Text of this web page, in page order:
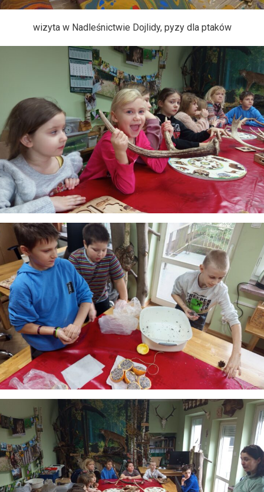
wizyta w Nadleśnictwie Dojlidy, pyzy dla ptaków